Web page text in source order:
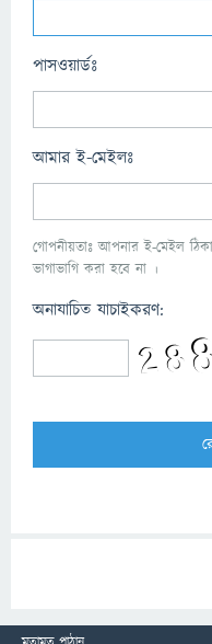
পাসওয়ার্ডঃ
আমার ই-মেইলঃ
গোপনীয়তাঃ আপনার ই-মেইল
ভাগাভাগি করা হবে না ।
অনাযাচিত যাচাইকরণ: